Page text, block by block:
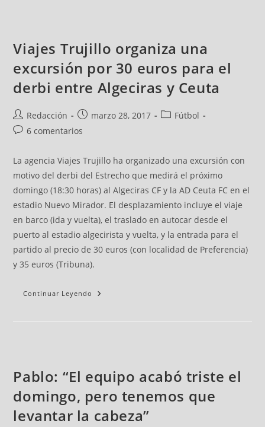
Viajes Trujillo organiza una
excursión por 30 euros para el
derbi entre Algeciras y Ceuta
Redacción marzo 28, 2017
Fútbol
6 comentarios
La agencia Viajes Trujillo ha organizado una excursión con
motivo del derbi del Estrecho que medirá el próximo
domingo (18:30 horas) al Algeciras CF y la AD Ceuta FC en el
estadio Nuevo Mirador. El desplazamiento incluye el viaje
en barco (ida y vuelta), el traslado en autocar desde el
puerto al estadio algecirista y vuelta, y la entrada para el
partido al precio de 30 euros (con localidad de Preferencia)
y 35 euros (Tribuna).
Continuar Leyendo
Pablo: “El equipo acabó triste el
domingo, pero tenemos que
levantar la cabeza”